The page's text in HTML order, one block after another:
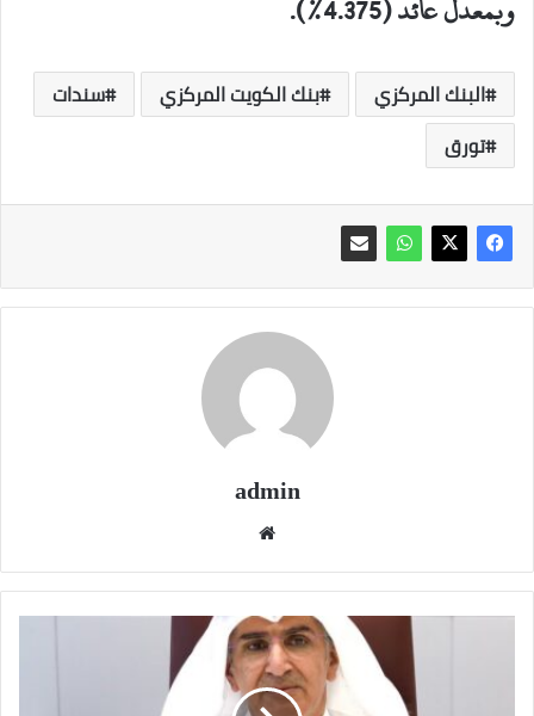
وبمعدل عائد (4.375%).
البنك المركزي بنك الكويت المركزي
سندات
تورق
admin
الهارون: